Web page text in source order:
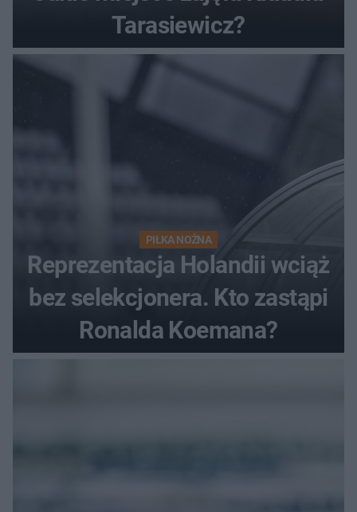
Tarasiewicz?
PIŁKA NOŻNA
Reprezentacja Holandii wciąż
bez selekcjonera. Kto zastąpi
Ronalda Koemana?